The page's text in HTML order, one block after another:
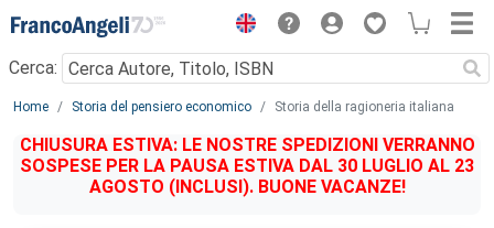
Menu
Cerca:
Main content
Home Storia del pensiero economico Storia della ragioneria italiana
CHIUSURA ESTIVA: LE NOSTRE SPEDIZIONI VERRANNO
SOSPESE PER LA PAUSA ESTIVA DAL 30 LUGLIO AL 23
AGOSTO (INCLUSI). BUONE VACANZE!